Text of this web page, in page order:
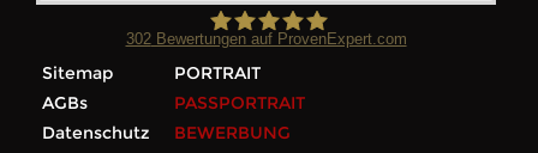
Foto Wilke
302Bewertungen auf ProvenExpert.com
Sitemap
AGBs
Datenschutz
PORTRAIT
PASSPORTRAIT
BEWERBUNG